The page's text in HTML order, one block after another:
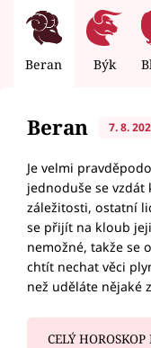
Beran Býk
Beran 7. 8.
Je velmi
jednoduše se
záležitosti, ostatní
se přijít na kloub
nemožné, takže se
chtít nechat věci
než uděláte nějaké
CELÝ